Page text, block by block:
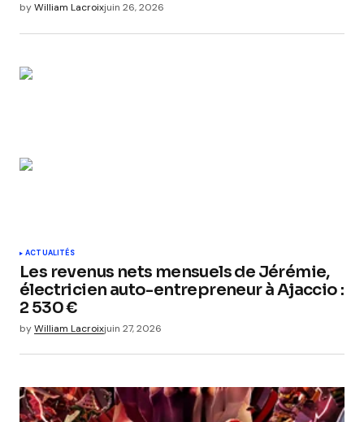
byWilliam Lacroixjuin 26, 2026
ACTUALITÉS
Les revenus nets mensuels de Jérémie,
électricien auto-entrepreneur à Ajaccio :
2 530 €
byWilliam Lacroixjuin 27, 2026